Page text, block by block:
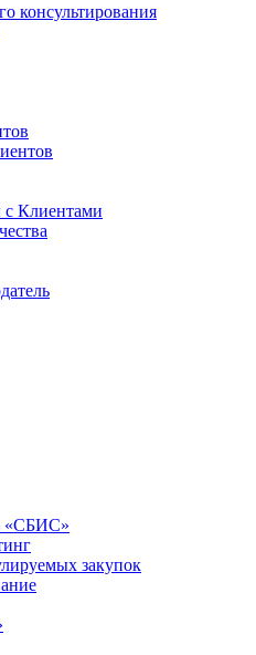
консультирования
Клиентами
«СБИС»
закупок